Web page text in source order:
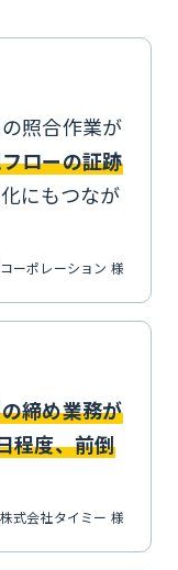
照合作業が
ローの証跡
にもつなが
ーポレーション 様
締め業務が
程度、前倒
株式会社タイミー 様